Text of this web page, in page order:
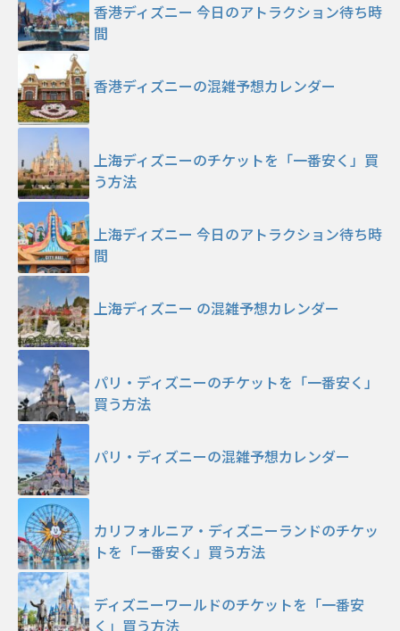
香港ディズニー 今日のアトラクション待ち時
間
香港ディズニーの混雑予想カレンダー
上海ディズニーのチケットを「一番安く」買
う方法
上海ディズニー 今日のアトラクション待ち時
間
上海ディズニー の混雑予想カレンダー
パリ・ディズニーのチケットを「一番安く」
買う方法
パリ・ディズニーの混雑予想カレンダー
カリフォルニア・ディズニーランドのチケッ
トを「一番安く」買う方法
ディズニーワールドのチケットを「一番安
く」買う方法